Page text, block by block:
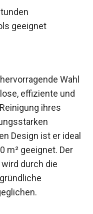
geeignet
Wahl
effiziente und
ihres
Design ist er ideal
m² geeignet. Der
durch die